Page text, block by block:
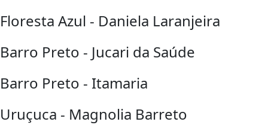
Floresta Azul - Daniela Laranjeira
Barro Preto - Jucari da Saúde
Barro Preto - Itamaria
Uruçuca - Magnolia Barreto